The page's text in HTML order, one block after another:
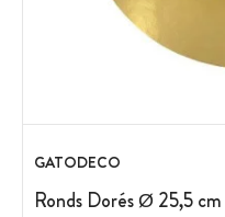
GATODECO
Ronds Dorés Ø 25,5